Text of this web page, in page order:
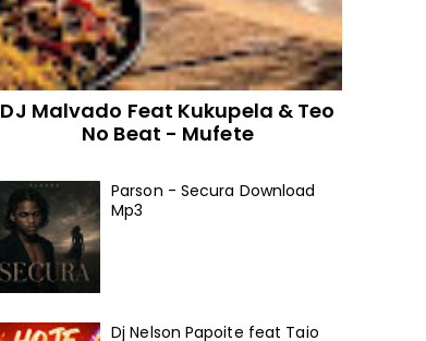
DJ Malvado Feat Kukupela & Teo
No Beat - Mufete
Parson - Secura Download
Mp3
Dj Nelson Papoite feat Taio